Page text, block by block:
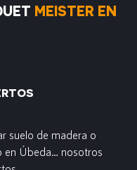
MEISTER EN
suelo de madera o
en Úbeda… nosotros